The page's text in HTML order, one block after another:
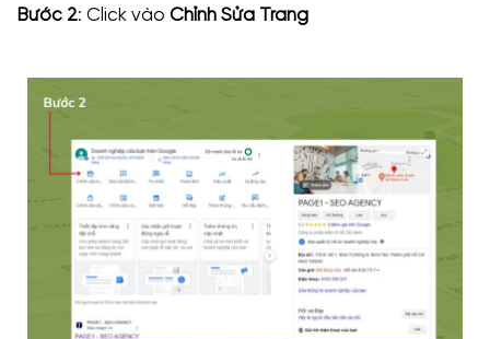
Bước 2: Click vào Chỉnh Sửa Trang